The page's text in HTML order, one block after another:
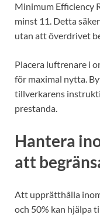
Minimum Efficiency
minst 11. Detta
utan att överdrivet
Placera luftrenare i
för maximal nytta.
tillverkarens
prestanda.
Hantera
att
Att upprätthålla
och 50% kan hjälpa